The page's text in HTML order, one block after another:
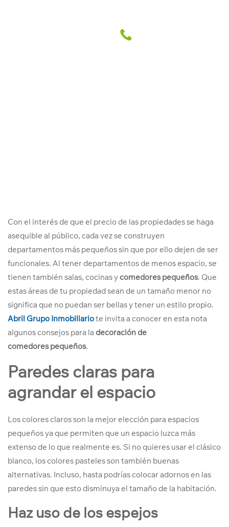
Con el interés de que el precio de las propiedades se haga
asequible al público, cada vez se construyen
departamentos más pequeños sin que por ello dejen de ser
funcionales. Al tener departamentos de menos espacio, se
tienen también salas, cocinas ycomedores pequeños. Que
estas áreas de tu propiedad sean de un tamaño menor no
significa que no puedan ser bellas y tener un estilo propio.
Abril Grupo Inmobiliariote invita a conocer en esta nota
algunos consejos para la decoración de
comedores pequeños.
Paredes claras para
agrandar el espacio
Los colores claros son la mejor elección para espacios
pequeños ya que permiten que un espacio luzca más
extenso de lo que realmente es. Si no quieres usar el clásico
blanco, los colores pasteles son también buenas
alternativas. Incluso, hasta podrías colocar adornos en las
paredes sin que esto disminuya el tamaño de la habitación.
Haz uso de los espejos